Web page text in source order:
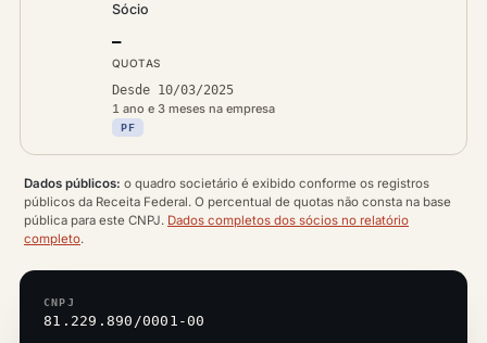
Sócio
—
QUOTAS
Desde 10/03/2025
1 ano e 3 meses na empresa
PF
Dados públicos: o quadro societário é exibido conforme os registros
públicos da Receita Federal. O percentual de quotas não consta na base
pública para este CNPJ. Dados completos dos sócios no relatório
completo.
CNPJ
81.229.890/0001-00